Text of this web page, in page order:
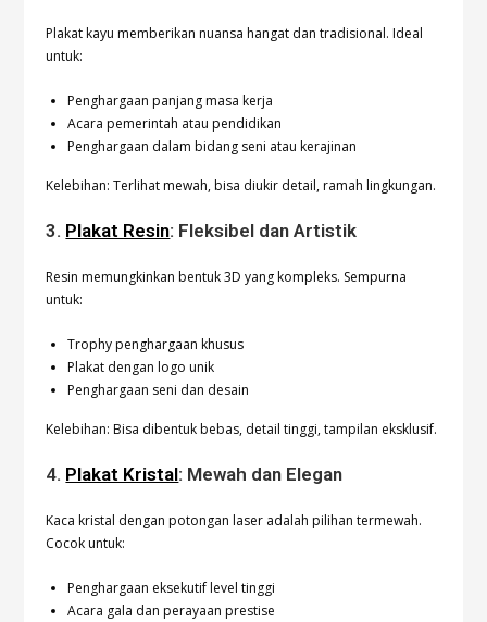
Plakat kayu memberikan nuansa hangat dan tradisional. Ideal
untuk:
Penghargaan panjang masa kerja
Acara pemerintah atau pendidikan
Penghargaan dalam bidang seni atau kerajinan
Kelebihan: Terlihat mewah, bisa diukir detail, ramah lingkungan.
3. Plakat Resin: Fleksibel dan Artistik
Resin memungkinkan bentuk 3D yang kompleks. Sempurna
untuk:
Trophy penghargaan khusus
Plakat dengan logo unik
Penghargaan seni dan desain
Kelebihan: Bisa dibentuk bebas, detail tinggi, tampilan eksklusif.
4. Plakat Kristal: Mewah dan Elegan
Kaca kristal dengan potongan laser adalah pilihan termewah.
Cocok untuk:
Penghargaan eksekutif level tinggi
Acara gala dan perayaan prestise